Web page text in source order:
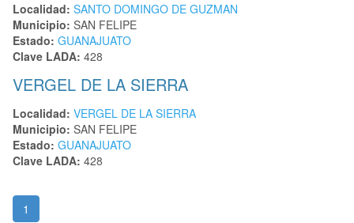
Localidad: SANTO DOMINGO DE GUZMAN
Municipio: SAN FELIPE
Estado: GUANAJUATO
Clave LADA: 428
VERGEL DE LA SIERRA
Localidad: VERGEL DE LA SIERRA
Municipio: SAN FELIPE
Estado: GUANAJUATO
Clave LADA: 428
1